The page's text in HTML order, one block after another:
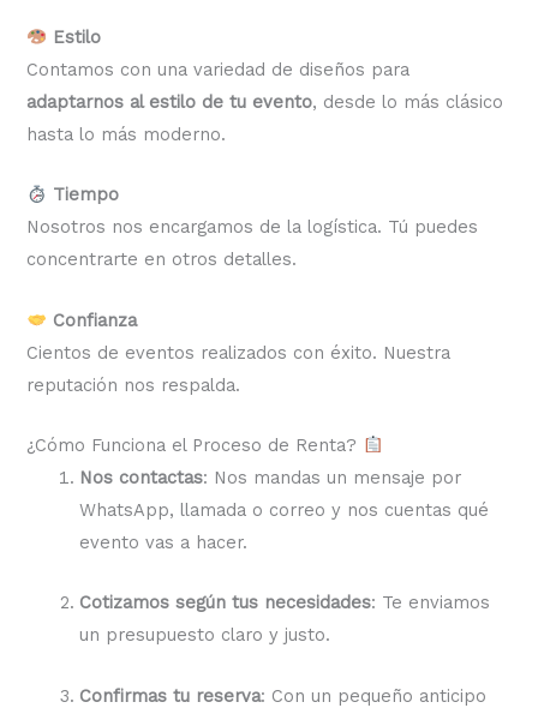
Estilo
Contamos con una variedad de diseños para
adaptarnos al estilo de tu evento, desde lo más clásico
hasta lo más moderno.
Tiempo
Nosotros nos encargamos de la logística. Tú puedes
concentrarte en otros detalles.
Confianza
Cientos de eventos realizados con éxito. Nuestra
reputación nos respalda.
¿Cómo Funciona el Proceso de Renta?
Nos contactas: Nos mandas un mensaje por
WhatsApp, llamada o correo y nos cuentas qué
evento vas a hacer.
Cotizamos según tus necesidades: Te enviamos
un presupuesto claro y justo.
Confirmas tu reserva: Con un pequeño anticipo